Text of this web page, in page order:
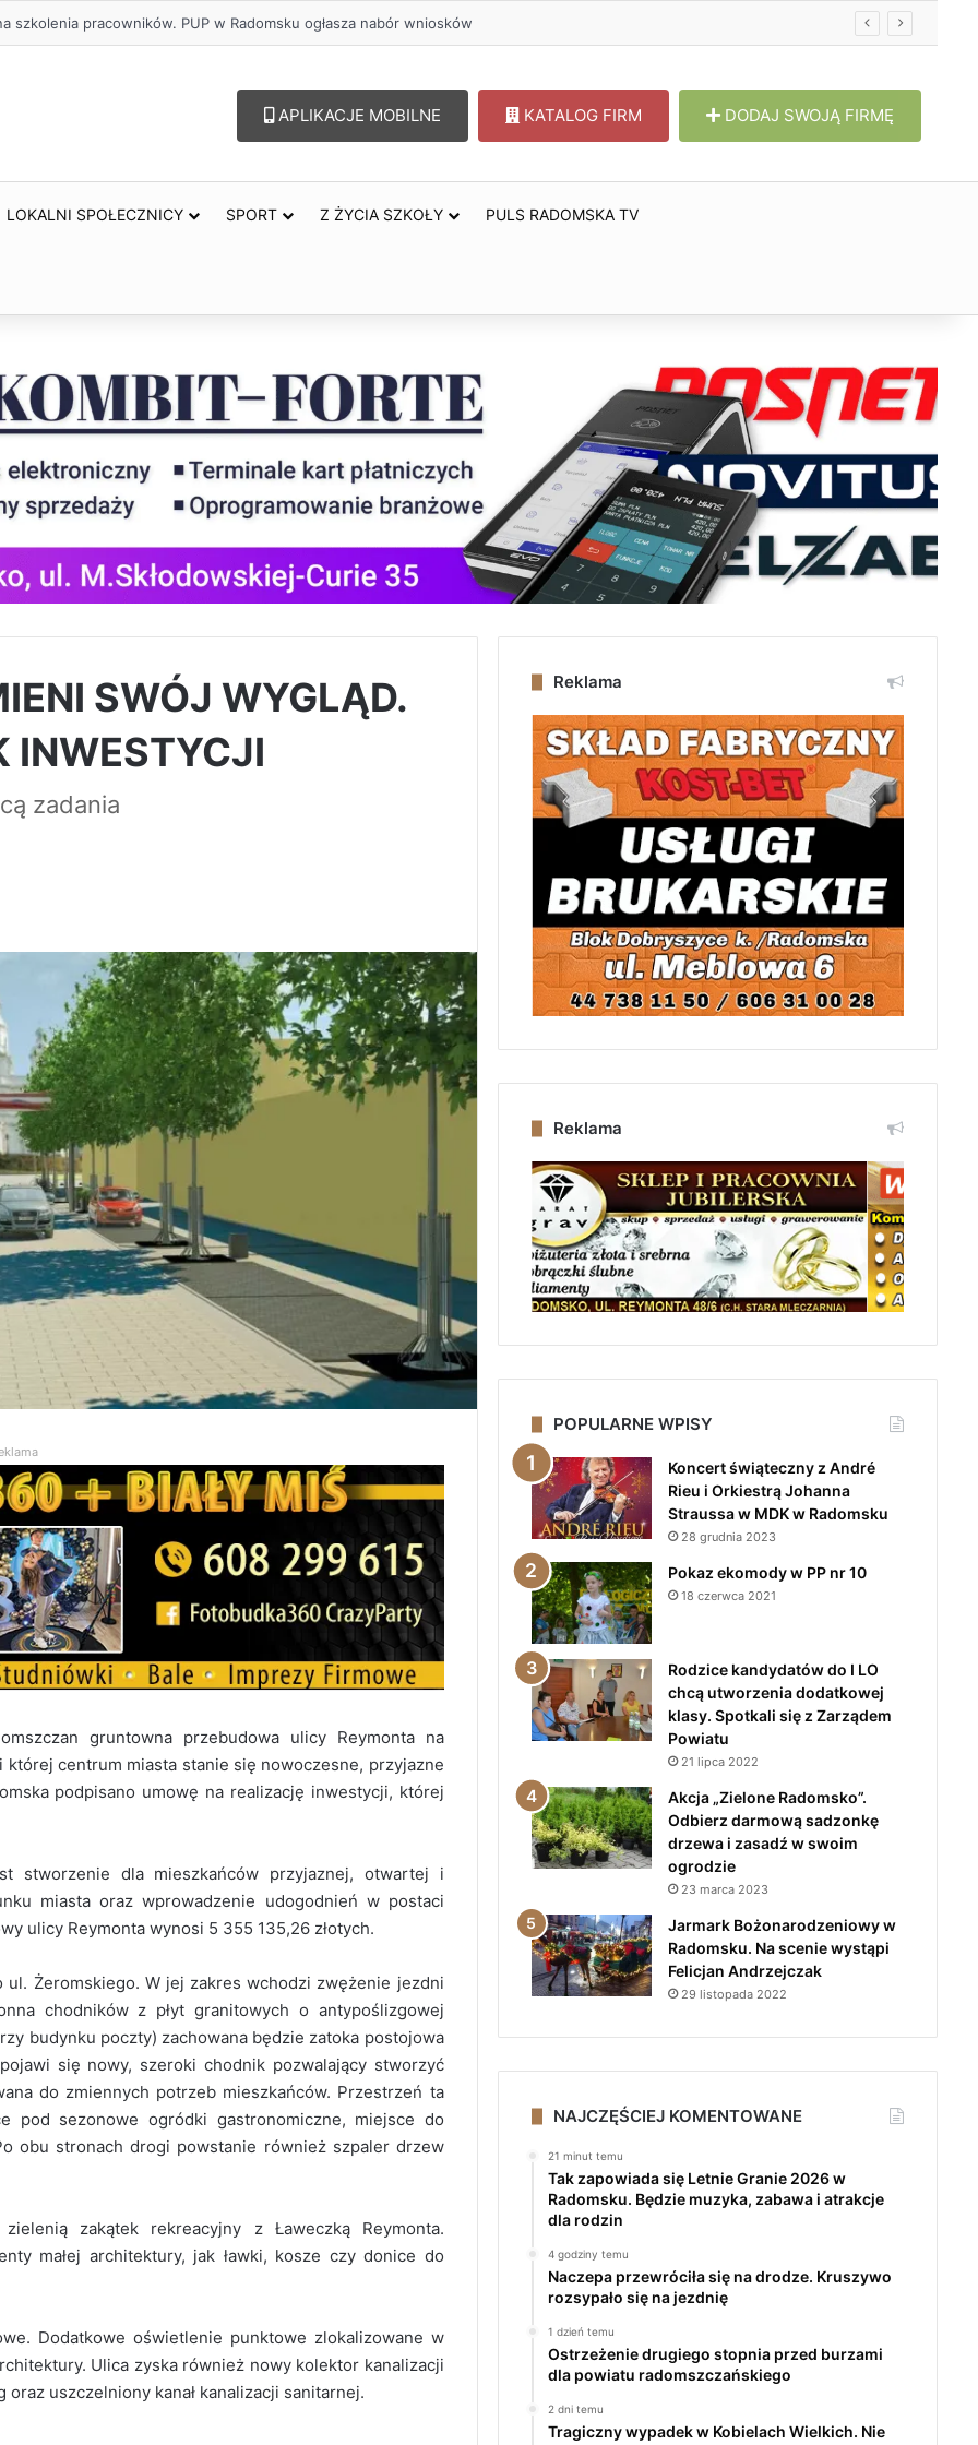
– lepszy wybór. Radomsko włącza się w Miesiąc Trzeźwości
APLIKACJE MOBILNE KATALOG FIRM DODAJ SWOJĄ FIRMĘ
LOKALNI SPOŁECZNICY SPORT Z ŻYCIA SZKOŁY PULS RADOMSKA TV
SWÓJ WYGLĄD.
INWESTYCJI
zadania
gruntowna przebudowa ulicy Reymonta na
centrum miasta stanie się nowoczesne, przyjazne
podpisano umowę na realizację inwestycji, której
stworzenie dla mieszkańców przyjaznej, otwartej i
miasta oraz wprowadzenie udogodnień w postaci
ulicy Reymonta wynosi 5 355 135,26 złotych.
Żeromskiego. W jej zakres wchodzi zwężenie jezdni
chodników z płyt granitowych o antypoślizgowej
budynku poczty) zachowana będzie zatoka postojowa
się nowy, szeroki chodnik pozwalający stworzyć
do zmiennych potrzeb mieszkańców. Przestrzeń ta
pod sezonowe ogródki gastronomiczne, miejsce do
obu stronach drogi powstanie również szpaler drzew
zakątek rekreacyjny z Ławeczką Reymonta.
małej architektury, jak ławki, kosze czy donice do
Dodatkowe oświetlenie punktowe zlokalizowane w
Ulica zyska również nowy kolektor kanalizacji
uszczelniony kanał kanalizacji sanitarnej.
AQUARA świętuje 5. urodziny. Będą
Reklama
Reklama
POPULARNE WPISY
Koncert świąteczny z André
Rieu i Orkiestrą Johanna
Straussa w MDK w Radomsku
28 grudnia 2023
Pokaz ekomody w PP nr 10
18 czerwca 2021
Rodzice kandydatów do I LO
chcą utworzenia dodatkowej
klasy. Spotkali się z Zarządem
Powiatu
21 lipca 2022
Akcja „Zielone Radomsko”.
Odbierz darmową sadzonkę
drzewa i zasadź w swoim
ogrodzie
23 marca 2023
Jarmark Bożonarodzeniowy w
Radomsku. Na scenie wystąpi
Felicjan Andrzejczak
29 listopada 2022
NAJCZĘŚCIEJ KOMENTOWANE
21 minut temu
Tak zapowiada się Letnie Granie 2026 w
Radomsku. Będzie muzyka, zabawa i atrakcje
dla rodzin
4 godziny temu
Naczepa przewróciła się na drodze. Kruszywo
rozsypało się na jezdnię
1 dzień temu
Ostrzeżenie drugiego stopnia przed burzami
dla powiatu radomszczańskiego
2 dni temu
Tragiczny wypadek w Kobielach Wielkich. Nie